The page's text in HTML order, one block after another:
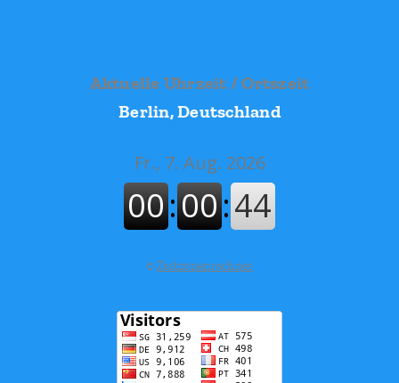
Aktuelle Uhrzeit / Ortszeit
Berlin, Deutschland
©Zeitzonenrechner